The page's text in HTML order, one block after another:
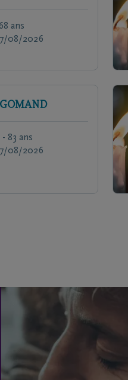
ans
08/2026
GOMAND
83 ans
08/2026